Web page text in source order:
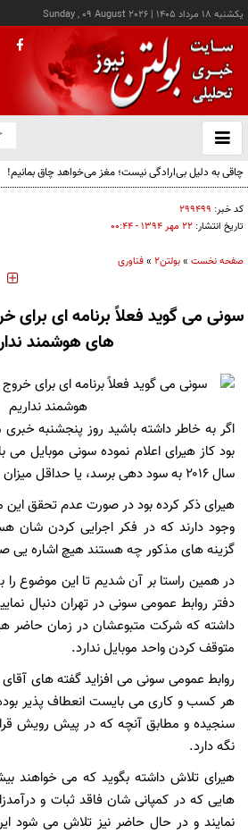
يکشنبه ۱۸ مرداد ۱۴۰۵ |
Sunday , 09 August 2026
باز
و
چاقی به دلیل بی‌ارادگی نیست؛ مغز می‌خواهد چاق بمانیم!
کد خبر: ۲۹۹۴۹۹
تاریخ انتشار: ۲۲ مهر ۱۳۹۴ - ۰۰:۴۴
صفحه نخست »بولتن2 »فناوری
سونی می گوید فعلاً برنامه ای برای
های هوشمند
اگر به خاطر داشته باشید روز پنجشنبه
بود کاز هیرای اعلام نموده سونی موبایل
سال ۲۰۱۶ به سود دهی برسد، یا حداقل میزان سود و زیان آن برابر گردد.
هیرای ذکر کرده بود در صورت عدم تحقق این
وجود دارند که در فکر اجرایی کردن شان
گزینه های مذکور چه هستند هیچ اشاره یی
در همین راستا بر آن شدیم تا این موضوع
دفتر روابط عمومی سونی در تهران دنبال
داشته که شرکت متبوعشان در زمان حاضر
متوقف کردن واحد موبایل ندارد.
روابط عمومی سونی می افزاید گفته های
هر کسب و کاری می بایست انعطاف پذیر
سنجیده و مطابق آنچه که در پیش رویش
نگه دارد.
هیرای تلاش داشته بگوید که می خواهند
هایی که در کمپانی شان فاقد ثبات و
نمایند و در حال حاضر نیز تلاش می شود